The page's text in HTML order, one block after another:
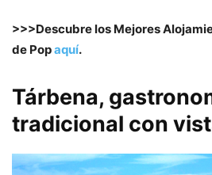
>>>Descubre los Mejores
de Popaquí.
Tárbena,
tradicional con